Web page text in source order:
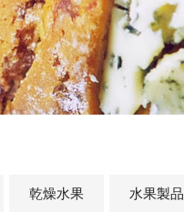
乾燥水果 水果製品